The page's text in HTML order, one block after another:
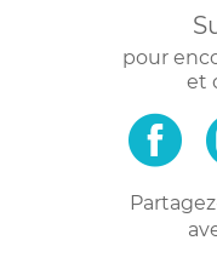
pour
et